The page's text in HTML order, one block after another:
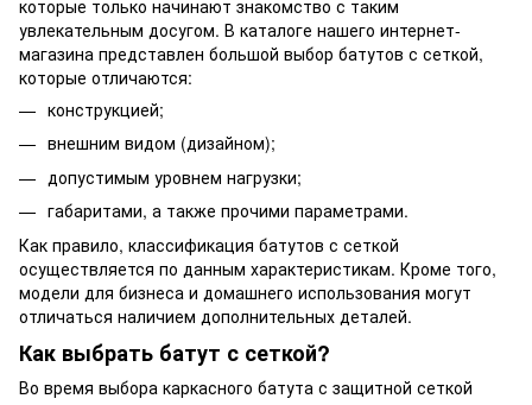
которые только начинают знакомство с таким
увлекательным досугом. В каталоге нашего интернет-
магазина представлен большой выбор батутов с сеткой,
которые отличаются:
конструкцией;
внешним видом (дизайном);
допустимым уровнем нагрузки;
габаритами, а также прочими параметрами.
Как правило, классификация батутов с сеткой
осуществляется по данным характеристикам. Кроме того,
модели для бизнеса и домашнего использования могут
отличаться наличием дополнительных деталей.
Как выбрать батут с сеткой?
Во время выбора каркасного батута с защитной сеткой